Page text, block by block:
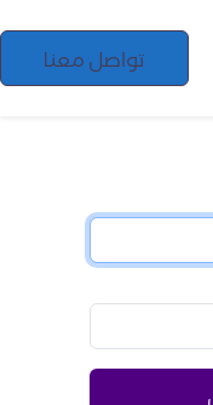
تواصل معنا